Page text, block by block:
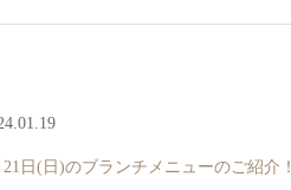
日(日)のブランチメニューのご紹介！